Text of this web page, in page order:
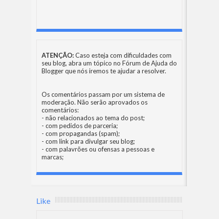
ATENÇÃO:Caso esteja com dificuldades com
seu blog, abra um tópico no Fórum de Ajuda do
Bloggerque nós iremos te ajudar a resolver.
Os comentários passam por um sistema de
moderação. Não serão aprovados os
comentários:
- não relacionados ao tema do post;
- com pedidos de parceria;
- com propagandas (spam);
- com link para divulgar seu blog;
- com palavrões ou ofensas a pessoas e
marcas;
Like